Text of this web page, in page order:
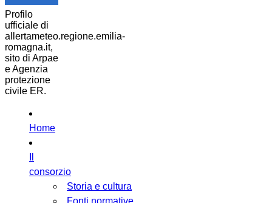
Profilo
ufficiale di
allertameteo.regione.emilia-
romagna.it,
sito di Arpae
e Agenzia
protezione
civile ER.
Home
consorzio
Storia e cultura